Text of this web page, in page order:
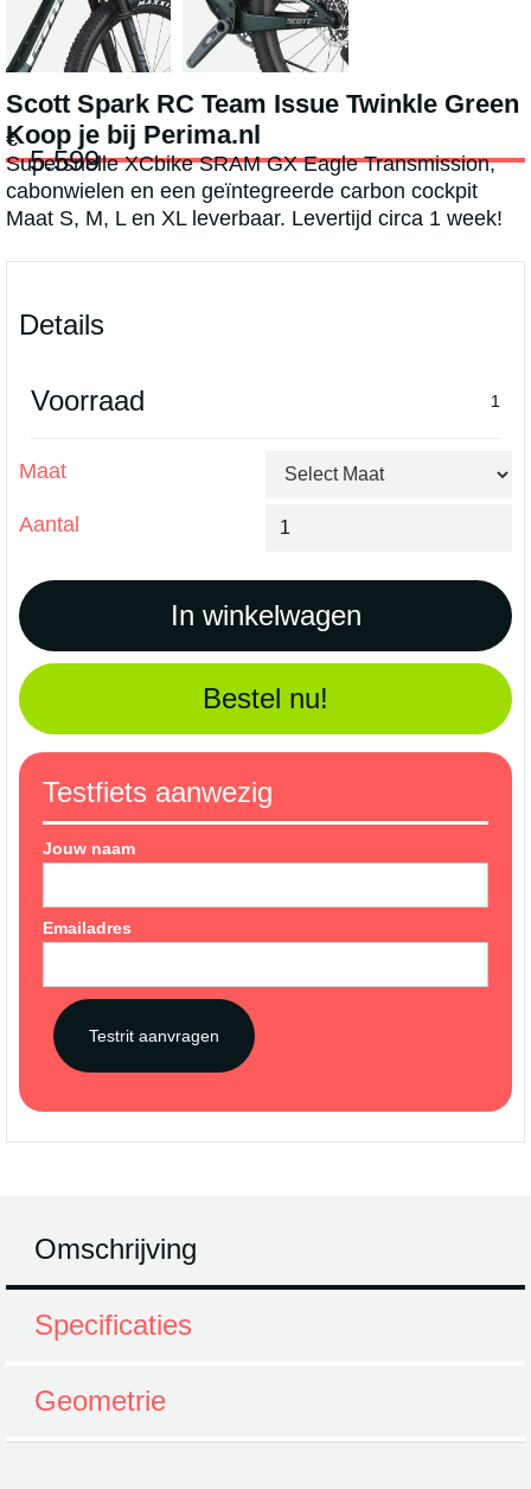
Scott Spark RC Team Issue Twinkle Green
Koop je bij Perima.nl
5.599
€
Supersnelle XCbike SRAM GX Eagle Transmission,
cabonwielen en een geïntegreerde carbon cockpit
Maat S, M, L en XL leverbaar. Levertijd circa 1 week!
Details
Voorraad 1
Maat
Aantal
Bestel nu!
Testfiets aanwezig
Jouw naam
Emailadres
Omschrijving
Specificaties
Geometrie